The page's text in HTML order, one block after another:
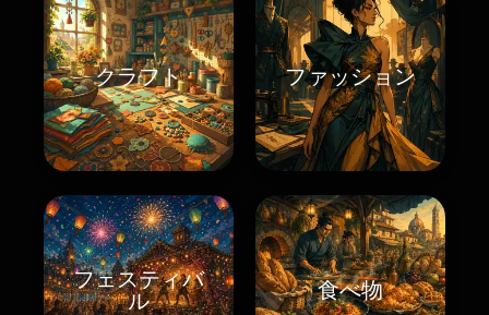
クラフト ファッション
フェスティバ
ル
食べ物